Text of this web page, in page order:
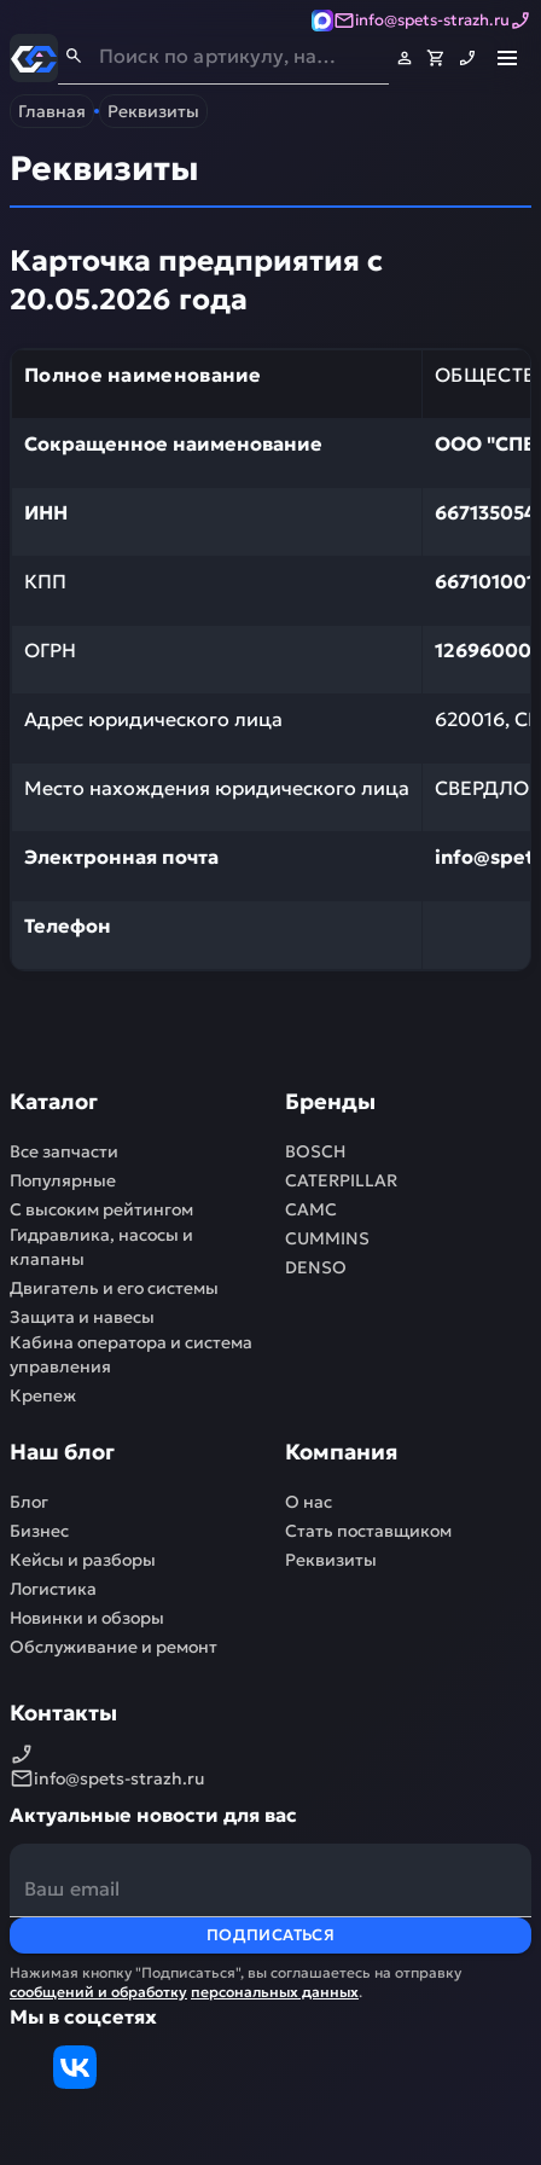
info@spets-strazh.ru
Спец-Страж- Запчасти для спецтехники
Главная Реквизиты
Реквизиты
Карточка предприятия с
20.05.2026 года
Полное наименование
Сокращенное наименование ООО
ИНН
КПП 667101001
ОГРН
Адрес юридического лица 620016,
Место нахождения юридического лица
Электронная почта
Телефон
Каталог
Все запчасти
Популярные
С высоким рейтингом
Гидравлика, насосы и
клапаны
Двигатель и его системы
Защита и навесы
Кабина оператора и система
управления
Крепеж
Бренды
BOSCH
CATERPILLAR
CAMC
CUMMINS
DENSO
Наш блог
Блог
Бизнес
Кейсы и разборы
Логистика
Новинки и обзоры
Обслуживание и ремонт
Компания
О нас
Стать поставщиком
Реквизиты
Контакты
info@spets-strazh.ru
Актуальные новости для вас
ПОДПИСАТЬСЯ
Нажимая кнопку "Подписаться", вы соглашаетесь на отправку
сообщений и обработку персональных данных.
Мы в соцсетях